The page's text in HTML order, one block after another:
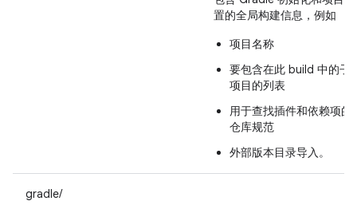
置的全局构建信息，例如
项目名称
要包含在此 build 中的子
项目的列表
用于查找插件和依赖项的
仓库规范
外部版本目录导入。
gradle/